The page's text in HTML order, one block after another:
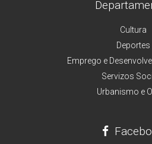
Cultura
Deportes
Emprego e
Servizos
Urbanismo e